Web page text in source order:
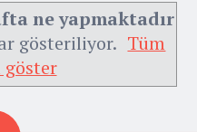
ne yapmaktadır
gösteriliyor. Tüm
göster